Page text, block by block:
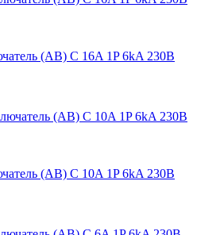
(АВ) C 16A 1P 6kA 230В
(АВ) C 10A 1P 6kA 230В